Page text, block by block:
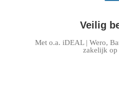
Veilig
Met o.a. iDEAL | Wero,
zakelijk op